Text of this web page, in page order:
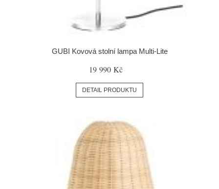
GUBI Kovová stolní lampa Multi-Lite
19 990 Kč
DETAIL PRODUKTU